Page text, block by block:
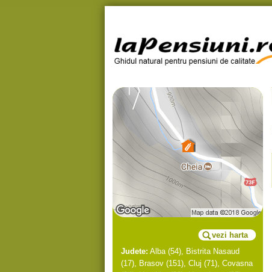
vezi harta
Judete: Alba(54), Bistrita Nasaud
(17), Brasov (151), Cluj (71), Covasna